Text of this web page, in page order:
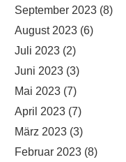
September 2023 (8)
August 2023 (6)
Juli 2023 (2)
Juni 2023 (3)
Mai 2023 (7)
April 2023 (7)
März 2023 (3)
Februar 2023 (8)